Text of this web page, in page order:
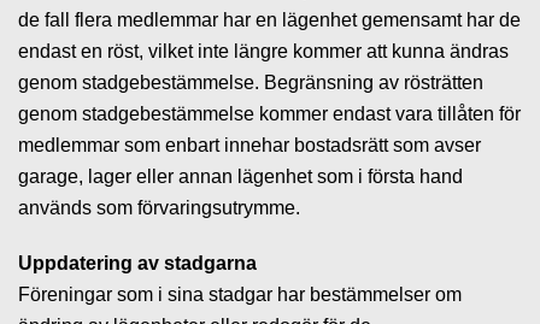
de fall flera medlemmar har en lägenhet gemensamt har de
endast en röst, vilket inte längre kommer att kunna ändras
genom stadgebestämmelse. Begränsning av rösträtten
genom stadgebestämmelse kommer endast vara tillåten för
medlemmar som enbart innehar bostadsrätt som avser
garage, lager eller annan lägenhet som i första hand
används som förvaringsutrymme.
Uppdatering av stadgarna
Föreningar som i sina stadgar har bestämmelser om